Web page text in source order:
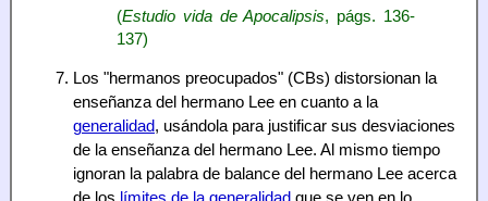
(Estudio vida de Apocalipsis, págs. 136-
137)
Los "hermanos preocupados" (CBs) distorsionan la
enseñanza del hermano Lee en cuanto a la
generalidad, usándola para justificar sus desviaciones
de la enseñanza del hermano Lee. Al mismo tiempo
ignoran la palabra de balance del hermano Lee acerca